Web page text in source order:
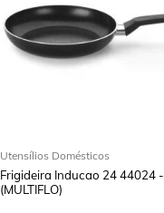
Utensílios Domésticos
Frigideira Inducao 24 44024 -
(MULTIFLO)